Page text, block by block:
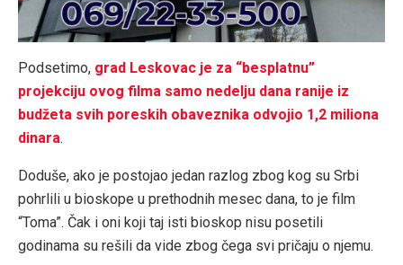
Podsetimo, grad Leskovac je za “besplatnu”
projekciju ovog filma samo nedelju dana ranije iz
budžeta svih poreskih obaveznika odvojio 1,2 miliona
dinara.
Doduše, ako je postojao jedan razlog zbog kog su Srbi
pohrlili u bioskope u prethodnih mesec dana, to je film
“Toma”. Čak i oni koji taj isti bioskop nisu posetili
godinama su rešili da vide zbog čega svi pričaju o njemu.